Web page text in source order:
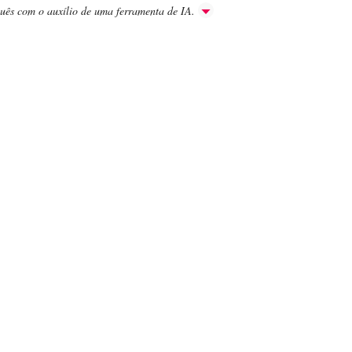
com o auxílio de uma ferramenta de IA.